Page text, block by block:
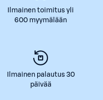
Ilmainen toimitus yli
600 myymälään
Ilmainen palautus 30
päivää